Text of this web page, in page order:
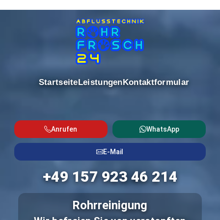
StartseiteLeistungenKontaktformular
Anrufen WhatsApp
E-Mail
+49 157 923 46 214
Rohrreinigung